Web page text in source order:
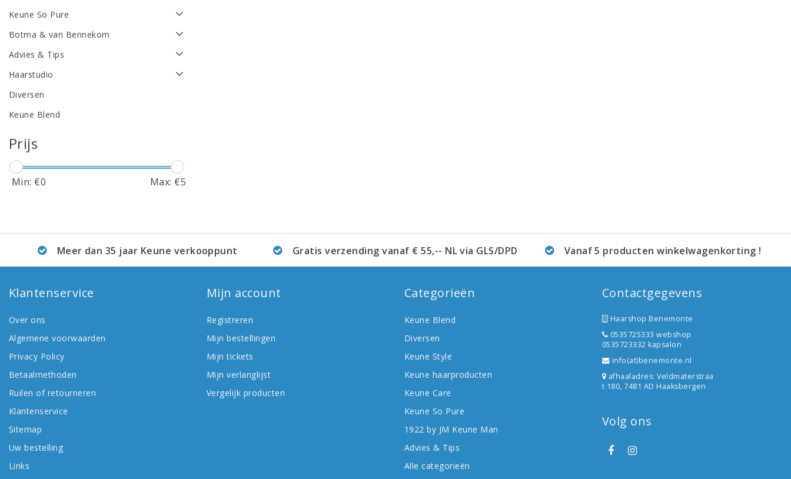
Keune So Pure
Botma & van Bennekom
Advies & Tips
Haarstudio
Diversen
Keune Blend
Prijs
Min: €0 Max: €5
Meer dan 35 jaar Keune verkooppunt Gratis verzending vanaf € 55,-- NL via GLS/DPD Vanaf 5 producten winkelwagenkorting !
Klantenservice
Over ons
Algemene voorwaarden
Privacy Policy
Betaalmethoden
Ruilen of retourneren
Klantenservice
Sitemap
Uw bestelling
Links
Mijn account
Registreren
Mijn bestellingen
Mijn tickets
Mijn verlanglijst
Vergelijk producten
Categorieën
Keune Blend
Diversen
Keune Style
Keune haarproducten
Keune Care
Keune So Pure
1922 by JM Keune Man
Advies & Tips
Alle categorieën
Contactgegevens
Haarshop Benemonte
0535725333 webshop
0535723332 kapsalon
info(at)benemonte.nl
afhaaladres: Veldmaterstraa
t 180, 7481 AD Haaksbergen
Volg ons